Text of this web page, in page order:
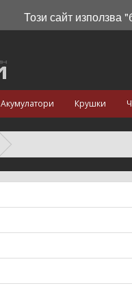
Акумулатори Крушки
Този сайт използва